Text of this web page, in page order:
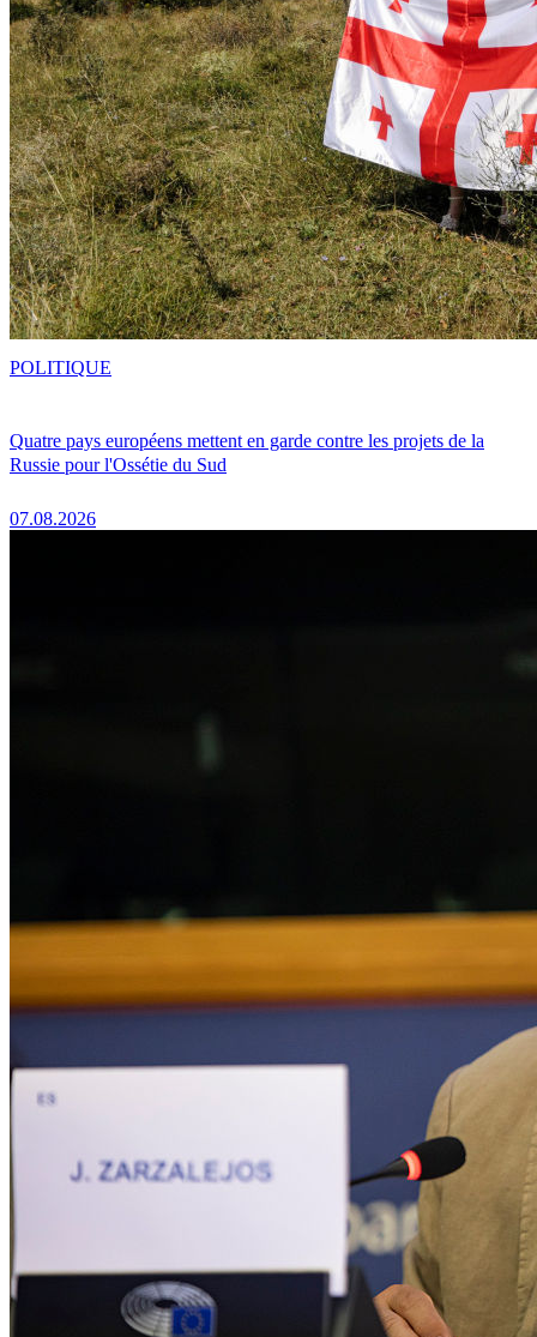
Quatre pays européens mettent en garde contre les projets de la
Russie pour l'Ossétie du Sud
07.08.2026
POLITIQUE